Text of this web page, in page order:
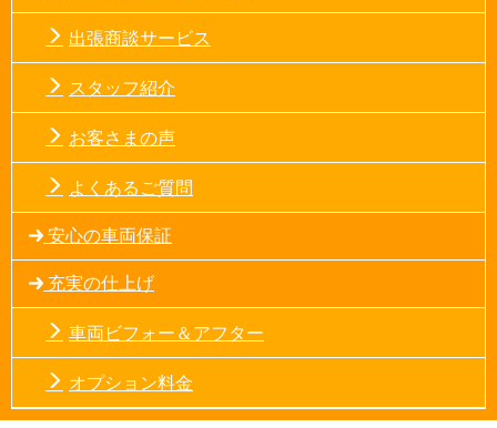
出張商談サービス
スタッフ紹介
お客さまの声
よくあるご質問
安心の車両保証
充実の仕上げ
車両ビフォー＆アフター
オプション料金